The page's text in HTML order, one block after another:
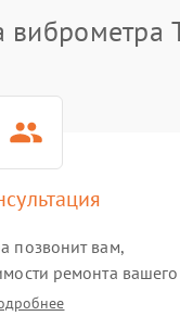
виброметра
позвонит вам,
ремонта вашего
на все ваши